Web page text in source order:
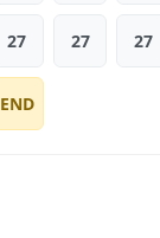
27 27 27
END